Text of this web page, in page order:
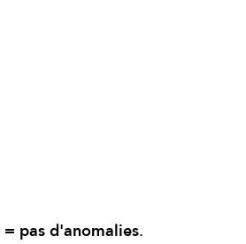
pas d'anomalies.